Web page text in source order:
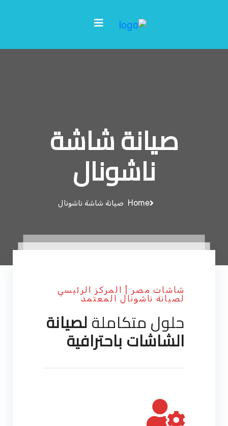
صيانة شاشة
ناشونال
Home صيانة شاشة ناشونال
شاشات مصر | المركز الرئيسي
لصيانة ناشونال المعتمد
حلول متكاملةلصيانة
الشاشات باحترافية